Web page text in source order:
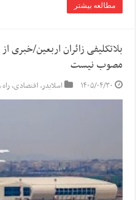
مطالعه بیشتر
بلاتکلیفی زائران اربعین/خبری
مصوب نیست
۱۴۰۵/۰۴/۳۰ اسلایدر,اقتصادی,